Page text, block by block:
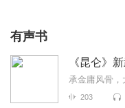
有声书
《昆仑》
承金庸风骨，
203